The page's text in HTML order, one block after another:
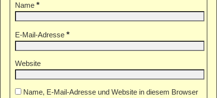
Name *
E-Mail-Adresse *
Website
Name, E-Mail-Adresse und Website in diesem Browser